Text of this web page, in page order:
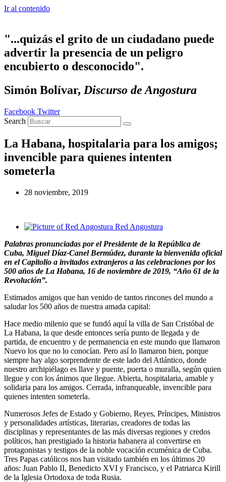
Ir al contenido
"...quizás el grito de un ciudadano puede
advertir la presencia de un peligro
encubierto o desconocido".
Simón Bolívar, Discurso de Angostura
Facebook Twitter
Search
La Habana, hospitalaria para los amigos;
invencible para quienes intenten
someterla
28 noviembre, 2019
Red Angostura
Palabras pronunciadas por el Presidente de la República de
Cuba, Miguel Díaz-Canel Bermúdez, durante la bienvenida oficial
en el Capitolio a invitados extranjeros a las celebraciones por los
500 años de La Habana, 16 de noviembre de 2019, “Año 61 de la
Revolución”.
Estimados amigos que han venido de tantos rincones del mundo a
saludar los 500 años de nuestra amada capital:
Hace medio milenio que se fundó aquí la villa de San Cristóbal de
La Habana, la que desde entonces sería punto de llegada y de
partida, de encuentro y de permanencia en este mundo que llamaron
Nuevo los que no lo conocían. Pero así lo llamaron bien, porque
siempre hay algo sorprendente de este lado del Atlántico, donde
nuestro archipiélago es llave y puente, puerta o muralla, según quien
llegue y con los ánimos que llegue. Abierta, hospitalaria, amable y
solidaria para los amigos. Cerrada, infranqueable, invencible para
quienes intenten someterla.
Numerosos Jefes de Estado y Gobierno, Reyes, Príncipes, Ministros
y personalidades artísticas, literarias, creadores de todas las
disciplinas y representantes de las más diversas regiones y credos
políticos, han prestigiado la historia habanera al convertirse en
protagonistas y testigos de la noble vocación ecuménica de Cuba.
Tres Papas católicos nos han visitado también en los últimos 20
años: Juan Pablo II, Benedicto XVI y Francisco, y el Patriarca Kirill
de la Iglesia Ortodoxa de toda Rusia.